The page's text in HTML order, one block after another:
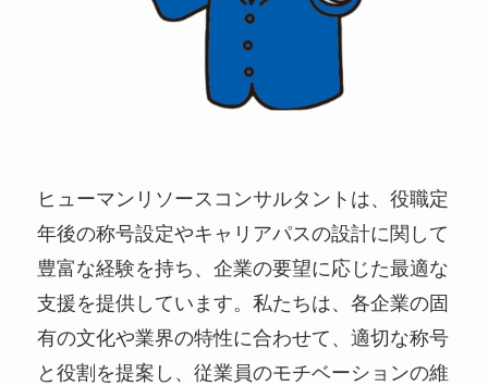
ヒューマンリソースコンサルタントは、役職定
年後の称号設定やキャリアパスの設計に関して
豊富な経験を持ち、企業の要望に応じた最適な
支援を提供しています。私たちは、各企業の固
有の文化や業界の特性に合わせて、適切な称号
と役割を提案し、従業員のモチベーションの維